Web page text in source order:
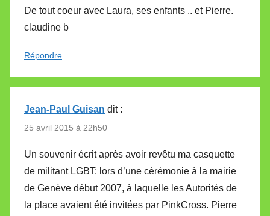
De tout coeur avec Laura, ses enfants .. et Pierre.
claudine b
Répondre
Jean-Paul Guisan dit :
25 avril 2015 à 22h50
Un souvenir écrit après avoir revêtu ma casquette
de militant LGBT: lors d’une cérémonie à la mairie
de Genève début 2007, à laquelle les Autorités de
la place avaient été invitées par PinkCross. Pierre